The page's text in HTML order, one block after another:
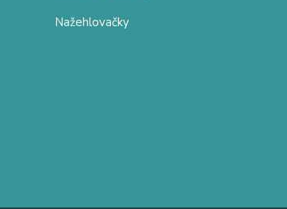
Nažehlovačky